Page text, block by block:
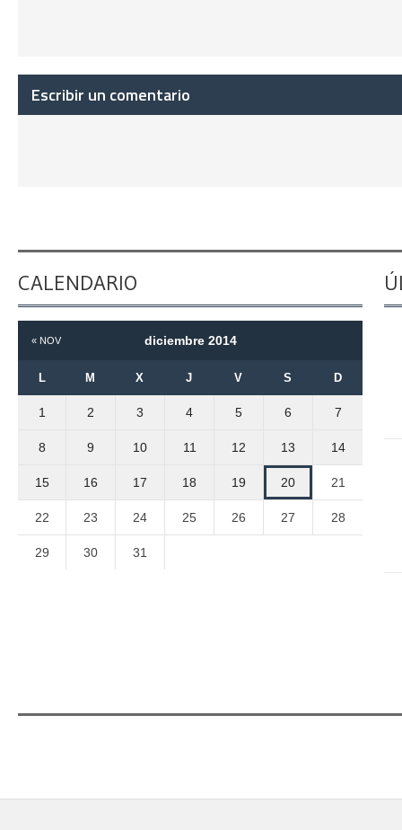
Escribir un comentario
CALENDARIO
diciembre 2014
L M X J V S D
« NOV
1 2 3 4 5 6 7
8 9 10 11 12 13 14
15 16 17 18 19 20 21
22 23 24 25 26 27 28
29 30 31